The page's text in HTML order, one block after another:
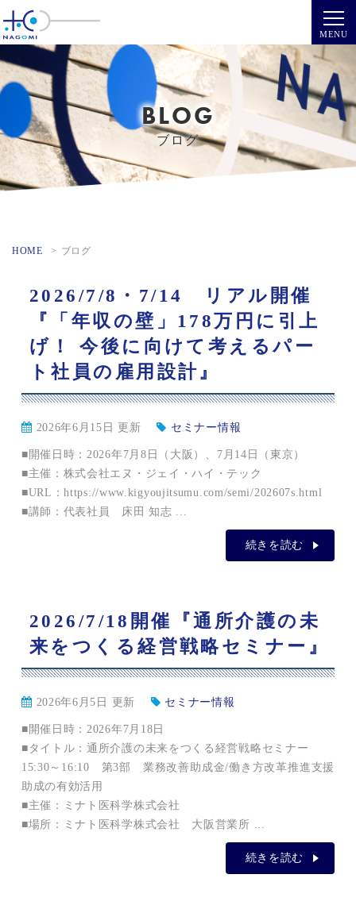
BLOG
ブログ
HOME ブログ
2026/7/8・7/14 リアル開催
『「年収の壁」178万円に引上
げ！ 今後に向けて考えるパー
ト社員の雇用設計』
2026年6月15日 更新 セミナー情報
■開催日時：2026年7月8日（大阪）、7月14日（東京）
■主催：株式会社エヌ・ジェイ・ハイ・テック
■URL：https://www.kigyoujitsumu.com/semi/202607s.html
■講師：代表社員 床田 知志 ...
続きを読む
2026/7/18開催『通所介護の未
来をつくる経営戦略セミナー』
2026年6月5日 更新 セミナー情報
■開催日時：2026年7月18日
■タイトル：通所介護の未来をつくる経営戦略セミナー
15:30～16:10 第3部 業務改善助成金/働き方改革推進支援
助成の有効活用
■主催：ミナト医科学株式会社
■場所：ミナト医科学株式会社 大阪営業所 ...
続きを読む